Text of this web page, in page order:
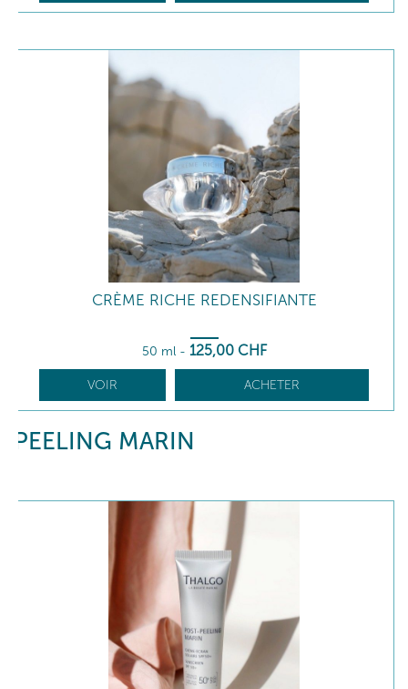
CRÈME RICHE REDENSIFIANTE
50 ml - 125,00 CHF
VOIR ACHETER
PEELING MARIN